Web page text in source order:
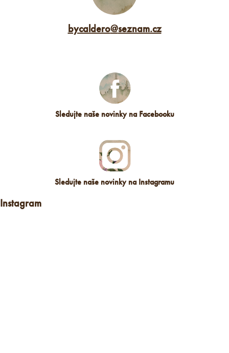
bycaldero@seznam.cz
Sledujte naše novinky na Facebooku
Sledujte naše novinky na Instagramu
Instagram